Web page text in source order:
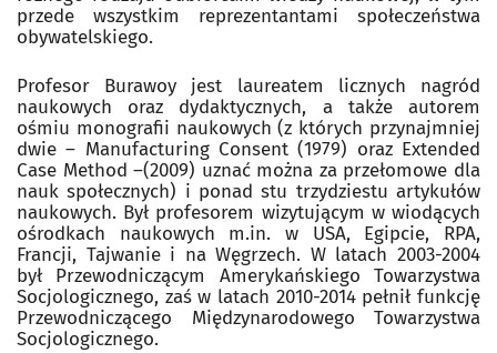
przede wszystkim reprezentantami społeczeństwa
obywatelskiego.
Profesor Burawoy jest laureatem licznych nagród
naukowych oraz dydaktycznych, a także autorem
ośmiu monografii naukowych (z których przynajmniej
dwie – Manufacturing Consent (1979) oraz Extended
Case Method –(2009) uznać można za przełomowe dla
nauk społecznych) i ponad stu trzydziestu artykułów
naukowych. Był profesorem wizytującym w wiodących
ośrodkach naukowych m.in. w USA, Egipcie, RPA,
Francji, Tajwanie i na Węgrzech. W latach 2003-2004
był Przewodniczącym Amerykańskiego Towarzystwa
Socjologicznego, zaś w latach 2010-2014 pełnił funkcję
Przewodniczącego Międzynarodowego Towarzystwa
Socjologicznego.